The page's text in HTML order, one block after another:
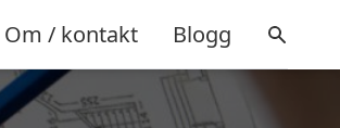
Om / kontakt Blogg